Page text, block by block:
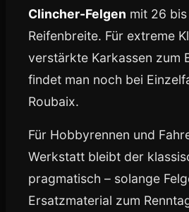
Clincher-Felgen mit 26
Reifenbreite. Für extreme
verstärkte Karkassen zum
findet man noch bei
Roubaix.
Für Hobbyrennen und
Werkstatt bleibt der
pragmatisch – solange
Ersatzmaterial zum